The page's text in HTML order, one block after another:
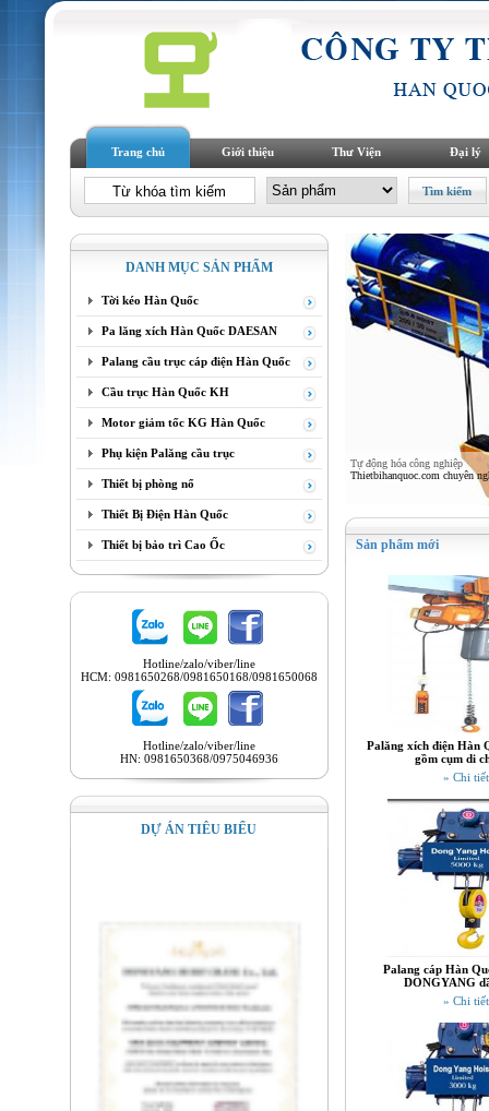
Trang chủ Giới thiệu Thư Viện Đại lý
DANH MỤC SẢN PHẨM
Tời kéo Hàn Quốc
Pa lăng xích Hàn Quốc DAESAN
Palang cầu trục cáp điện Hàn Quốc
Cầu trục Hàn Quốc KH
Motor giảm tốc KG Hàn Quốc
Phụ kiện Palăng cầu trục
Thiết bị phòng nổ
Thiết Bị Điện Hàn Quốc
Thiết bị bảo trì Cao Ốc
Hotline/zalo/viber/line
HCM: 0981650268/0981650168/0981650068
Hotline/zalo/viber/line
HN: 0981650368/0975046936
DỰ ÁN TIÊU BIỂU
Tự động hóa công nghiệp
Thietbihanquoc.com chuyên
Sản phẩm mới
Palăng xích điện Hàn
gồm cụm di
» Chi tiết
Palang cáp Hàn
DONGYANG
» Chi tiết